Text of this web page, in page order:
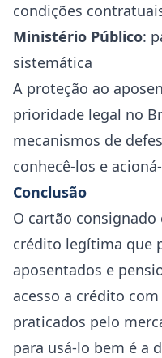
condições
Ministério Público:
sistemática
A proteção ao
prioridade legal no
mecanismos de
conhecê-los e
Conclusão
O cartão
crédito legítima que
aposentados e
acesso a crédito
praticados pelo
para usá-lo bem é a